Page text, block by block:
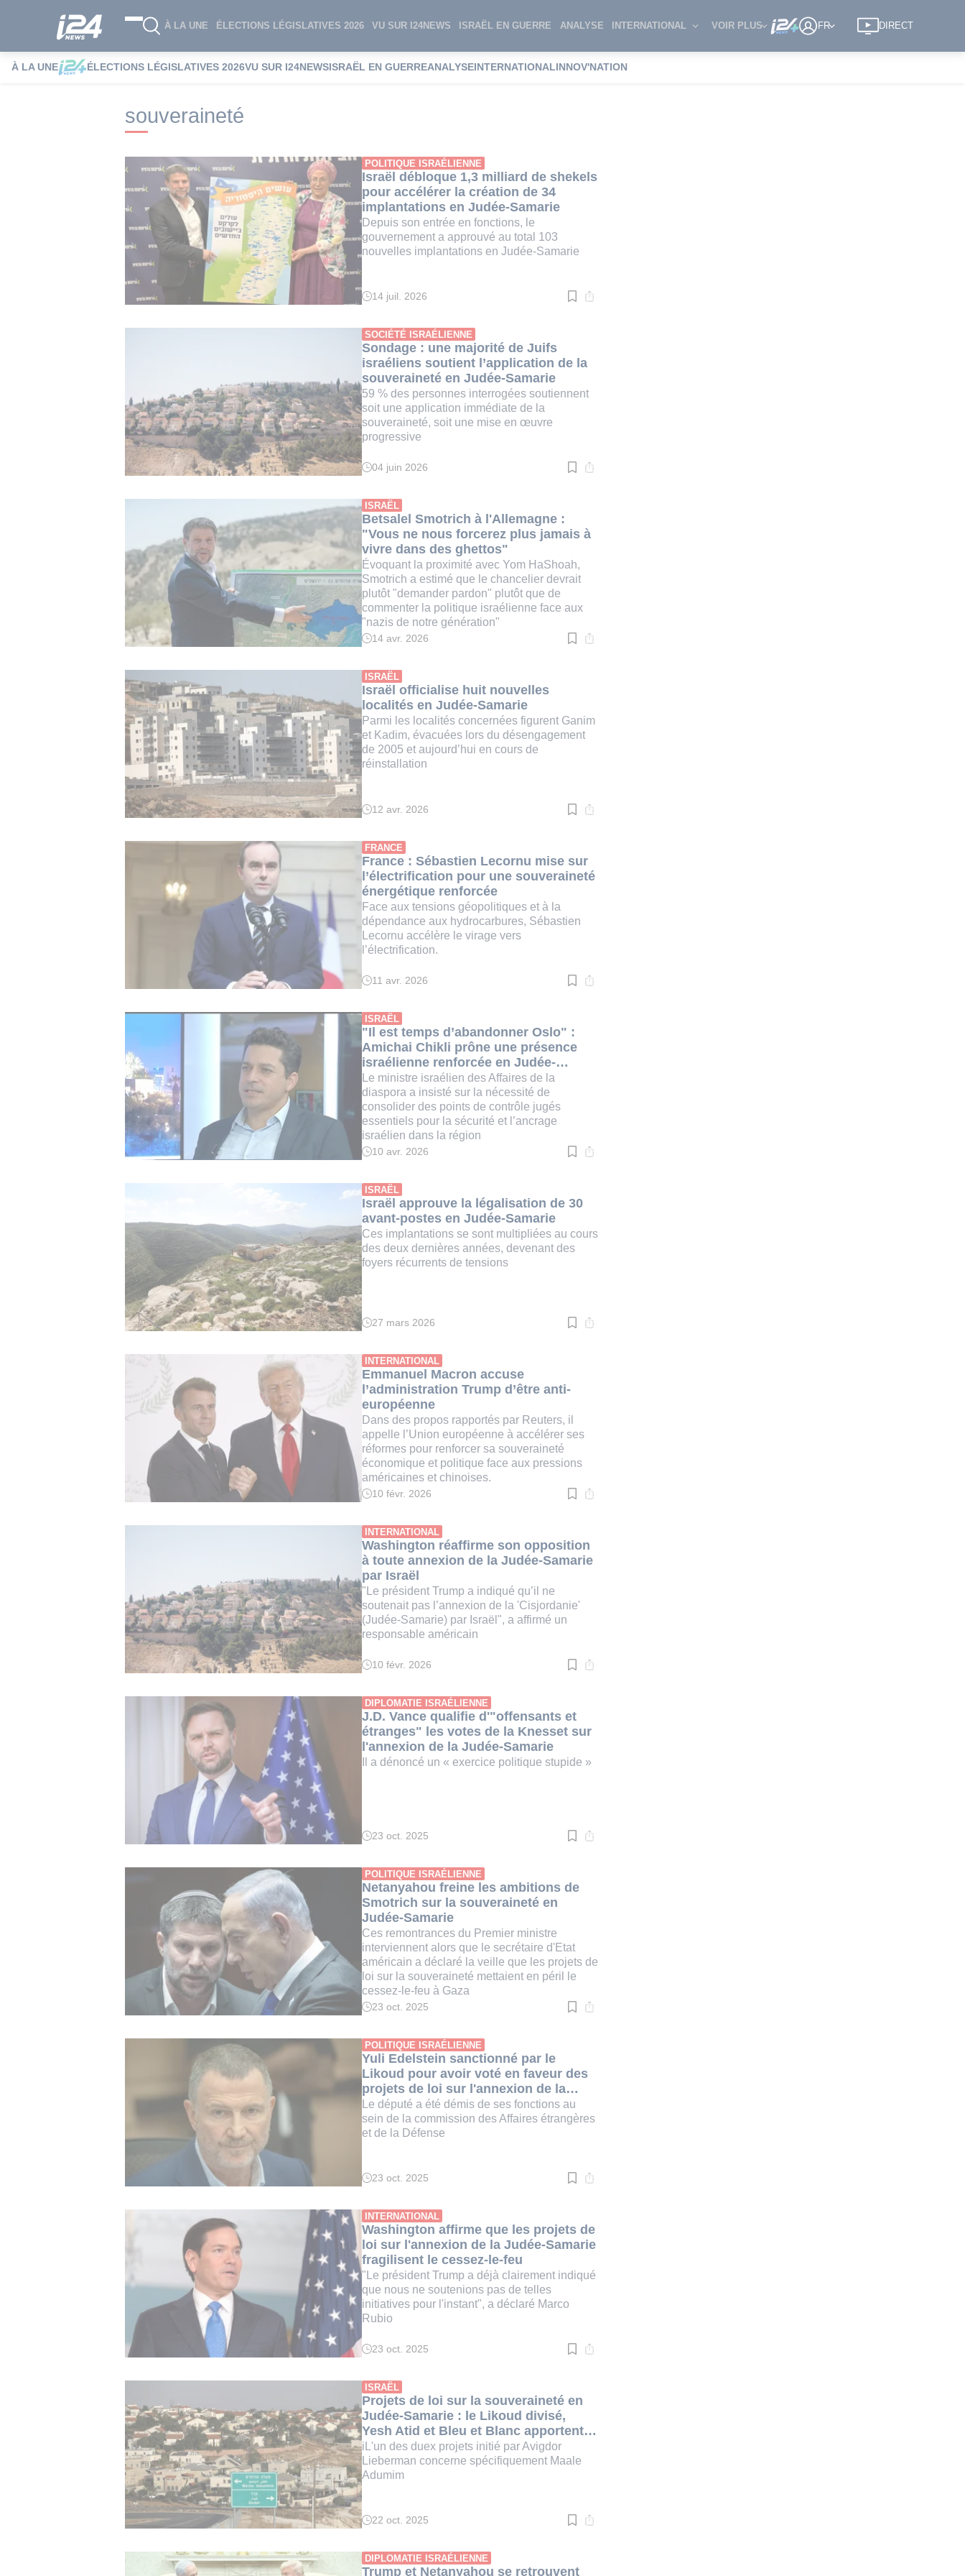
À LA UNE ÉLECTIONS LÉGISLATIVES 2026 VU SUR I24NEWS ISRAËL EN GUERRE ANALYSE INTERNATIONAL VOIR PLUS FR DIRECT
À LA UNE ÉLECTIONS LÉGISLATIVES 2026VU SUR I24NEWSISRAËL EN GUERREANALYSEINTERNATIONALINNOV'NATION
i24NEWS i24NEWS Tags index souveraineté
souveraineté
POLITIQUE ISRAÉLIENNE
Israël débloque 1,3 milliard de shekels
pour accélérer la création de 34
implantations en Judée-Samarie
Depuis son entrée en fonctions, le
gouvernement a approuvé au total 103
nouvelles implantations en Judée-Samarie
Temps
:
3
min.
14 juil. 2026
SOCIÉTÉ ISRAÉLIENNE
Sondage : une majorité de Juifs
israéliens soutient l’application de la
souveraineté en Judée-Samarie
59 % des personnes interrogées soutiennent
soit une application immédiate de la
souveraineté, soit une mise en œuvre
progressive
Temps
:
3
min.
04 juin 2026
ISRAËL
Betsalel Smotrich à l'Allemagne :
"Vous ne nous forcerez plus jamais à
vivre dans des ghettos"
Évoquant la proximité avec Yom HaShoah,
Smotrich a estimé que le chancelier devrait
plutôt "demander pardon" plutôt que de
commenter la politique israélienne face aux
"nazis de notre génération"
Temps
:
3
min.
14 avr. 2026
ISRAËL
Israël officialise huit nouvelles
localités en Judée-Samarie
Parmi les localités concernées figurent Ganim
et Kadim, évacuées lors du désengagement
de 2005 et aujourd’hui en cours de
réinstallation
Temps
:
2
min.
12 avr. 2026
FRANCE
France : Sébastien Lecornu mise sur
l’électrification pour une souveraineté
énergétique renforcée
Face aux tensions géopolitiques et à la
dépendance aux hydrocarbures, Sébastien
Lecornu accélère le virage vers
l’électrification.
Temps
:
3
min.
11 avr. 2026
ISRAËL
"Il est temps d’abandonner Oslo" :
Amichai Chikli prône une présence
israélienne renforcée en Judée-
Samarie
Le ministre israélien des Affaires de la
diaspora a insisté sur la nécessité de
consolider des points de contrôle jugés
essentiels pour la sécurité et l’ancrage
israélien dans la région
Temps
:
3
min.
10 avr. 2026
ISRAËL
Israël approuve la légalisation de 30
avant-postes en Judée-Samarie
Ces implantations se sont multipliées au cours
des deux dernières années, devenant des
foyers récurrents de tensions
Temps
:
2
min.
27 mars 2026
INTERNATIONAL
Emmanuel Macron accuse
l’administration Trump d’être anti-
européenne
Dans des propos rapportés par Reuters, il
appelle l’Union européenne à accélérer ses
réformes pour renforcer sa souveraineté
économique et politique face aux pressions
américaines et chinoises.
Temps
:
3
min.
10 févr. 2026
INTERNATIONAL
Washington réaffirme son opposition
à toute annexion de la Judée-Samarie
par Israël
"Le président Trump a indiqué qu’il ne
soutenait pas l’annexion de la 'Cisjordanie'
(Judée-Samarie) par Israël", a affirmé un
responsable américain
Temps
:
4
min.
10 févr. 2026
DIPLOMATIE ISRAÉLIENNE
J.D. Vance qualifie d'"offensants et
étranges" les votes de la Knesset sur
l'annexion de la Judée-Samarie
Il a dénoncé un « exercice politique stupide »
Temps
:
2
min.
23 oct. 2025
POLITIQUE ISRAÉLIENNE
Netanyahou freine les ambitions de
Smotrich sur la souveraineté en
Judée-Samarie
Ces remontrances du Premier ministre
interviennent alors que le secrétaire d'Etat
américain a déclaré la veille que les projets de
loi sur la souveraineté mettaient en péril le
cessez-le-feu à Gaza
Temps
:
2
min.
23 oct. 2025
POLITIQUE ISRAÉLIENNE
Yuli Edelstein sanctionné par le
Likoud pour avoir voté en faveur des
projets de loi sur l'annexion de la
Judée-Samarie
Le député a été démis de ses fonctions au
sein de la commission des Affaires étrangères
et de la Défense
Temps
:
3
min.
23 oct. 2025
INTERNATIONAL
Washington affirme que les projets de
loi sur l'annexion de la Judée-Samarie
fragilisent le cessez-le-feu
"Le président Trump a déjà clairement indiqué
que nous ne soutenions pas de telles
initiatives pour l'instant", a déclaré Marco
Rubio
Temps
:
3
min.
23 oct. 2025
ISRAËL
Projets de loi sur la souveraineté en
Judée-Samarie : le Likoud divisé,
Yesh Atid et Bleu et Blanc apportent
leur soutien
iL'un des duex projets initié par Avigdor
Lieberman concerne spécifiquement Maale
Adumim
Temps
:
2
22 oct. 2025
DIPLOMATIE ISRAÉLIENNE
Trump et Netanyahou se retrouvent